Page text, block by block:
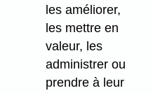
les améliorer,
les mettre en
valeur, les
administrer ou
prendre à leur